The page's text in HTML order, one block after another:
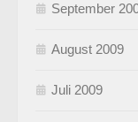
September
August 2009
Juli 2009